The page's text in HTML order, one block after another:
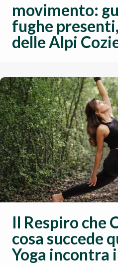
movimento:
fughe
delle Alpi
Il Respiro che
cosa succede
Yoga incontra